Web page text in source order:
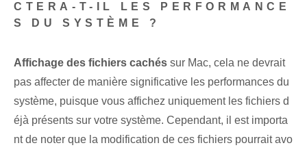
CTERA-T-IL LES PERFORMANCE
S DU SYSTÈME ?
Affichage des fichiers cachés sur Mac, cela ne devrait
pas affecter de manière significative les performances du
système, puisque vous affichez uniquement les fichiers d
éjà présents sur votre système. Cependant, il est importa
nt de noter que la modification de ces fichiers pourrait avo